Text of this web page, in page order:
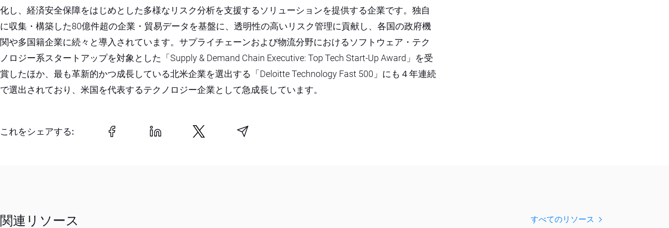
化し、経済安全保障をはじめとした多様なリスク分析を支援するソリューションを提供する企業です。独自
に収集・構築した80億件超の企業・貿易データを基盤に、透明性の高いリスク管理に貢献し、各国の政府機
関や多国籍企業に続々と導入されています。サプライチェーンおよび物流分野におけるソフトウェア・テク
ノロジー系スタートアップを対象とした「Supply & Demand Chain Executive: Top Tech Start-Up Award」を受
賞したほか、最も革新的かつ成長している北米企業を選出する「Deloitte Technology Fast 500」にも４年連続
で選出されており、米国を代表するテクノロジー企業として急成長しています。
これをシェアする:
関連リソース すべてのリソース